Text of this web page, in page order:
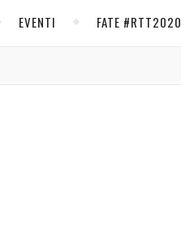
EVENTI FATE #RTT2020